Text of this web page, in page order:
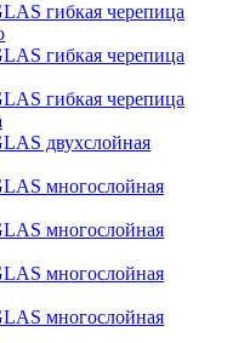
гибкая черепица
гибкая черепица
гибкая черепица
двухслойная
многослойная
многослойная
многослойная
многослойная